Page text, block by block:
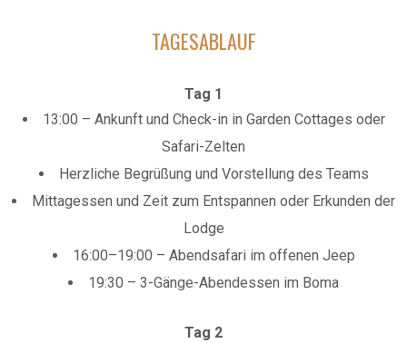
TAGESABLAUF
Tag 1
13:00 – Ankunft und Check-in in Garden Cottages oder
Safari-Zelten
Herzliche Begrüßung und Vorstellung des Teams
Mittagessen und Zeit zum Entspannen oder Erkunden der
Lodge
16:00–19:00 – Abendsafari im offenen Jeep
19:30 – 3-Gänge-Abendessen im Boma
Tag 2